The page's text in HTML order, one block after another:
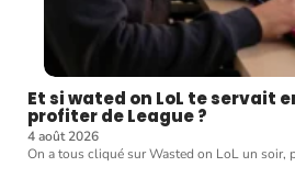
Et si wated on LoL te servait
profiter de League ?
4 août 2026
On a tous cliqué sur Wasted on LoL un soir,